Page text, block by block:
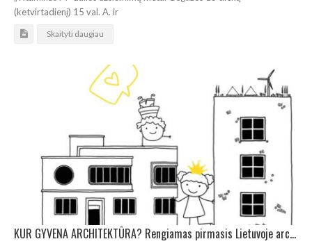
(ketvirtadienį) 15 val. A. ir
Skaityti daugiau
KUR GYVENA ARCHITEKTŪRA? Rengiamas pirmasis Lietuvoje architektūros festivalis vaikams